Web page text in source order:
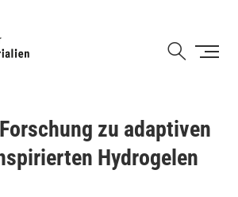
zu adaptiven
Hydrogelen